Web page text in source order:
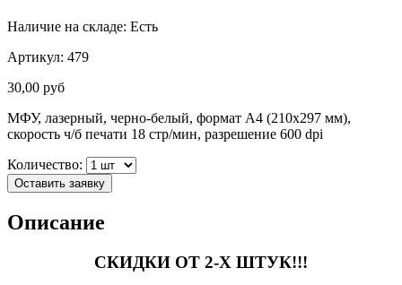
Наличие на складе: Есть
Артикул: 479
30,00 руб
МФУ, лазерный, черно-белый, формат A4 (210x297 мм),
скорость ч/б печати 18 стр/мин, разрешение 600 dpi
Количество:
Оставить заявку
Описание
СКИДКИ ОТ 2-Х ШТУК!!!